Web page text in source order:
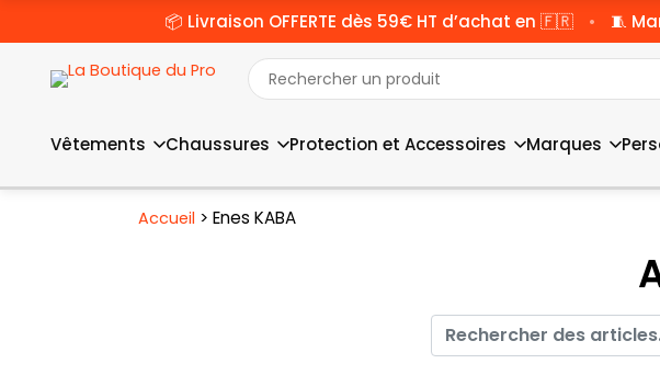
📦 Livraison OFFERTE dès 59€ HT d’achat en 🇫🇷 • 🧵
Vêtements Chaussures Protection et Accessoires Marques
Accueil > Enes KABA